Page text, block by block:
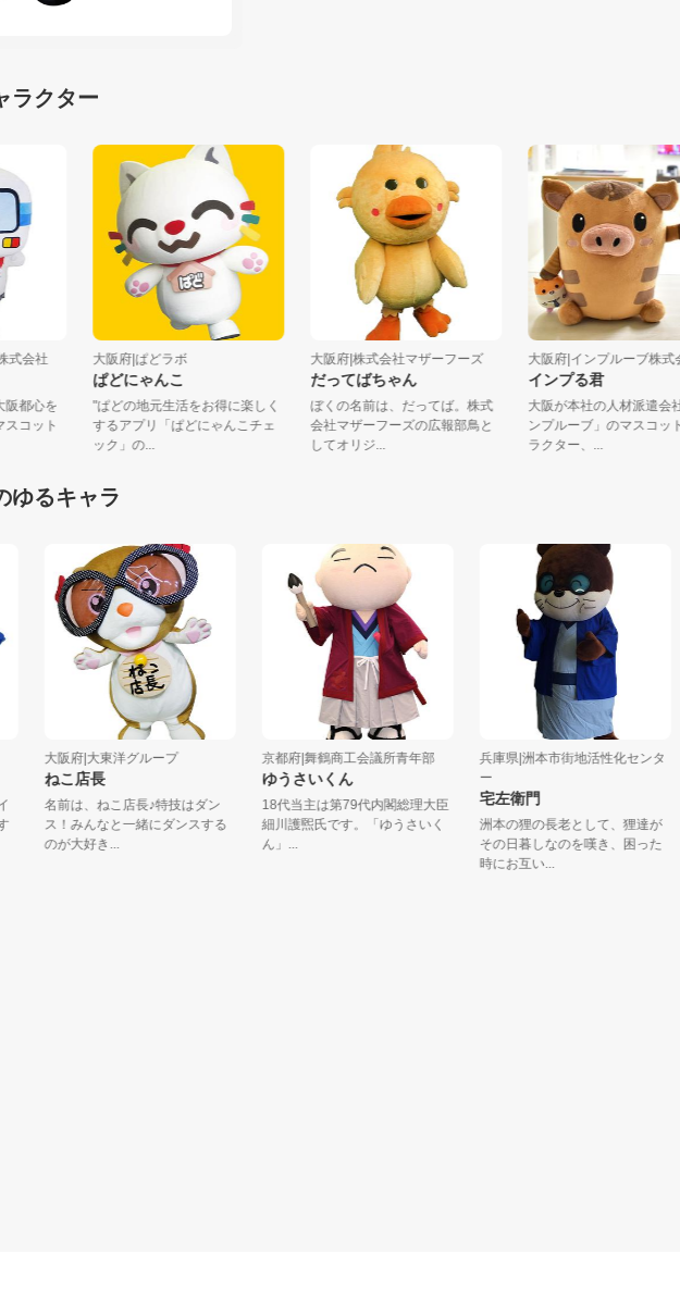
ラクター
道株式会社
大阪都心を
マスコット
大阪府|ぱどラボ
ぱどにゃんこ
"ぱどの地元生活をお得に楽しく
するアプリ「ぱどにゃんこチェ
ック」の...
大阪府|株式会社マザーフーズ
だってばちゃん
ぼくの名前は、だってば。株式
会社マザーフーズの広報部鳥と
してオリジ...
大阪府|インプルーブ
インプる君
大阪が本社の人材派
ンプルーブ」のマス
ラクター、...
ゆるキャラ
大阪府|大東洋グループ
ねこ店長
名前は、ねこ店長♪特技はダン
ス！みんなと一緒にダンスする
のが大好き...
京都府|舞鶴商工会議所青年部
ゆうさいくん
18代当主は第79代内閣総理大臣
細川護煕氏です。「ゆうさいく
ん」...
兵庫県|洲本市街地活性化センタ
宅左衛門
洲本の狸の長老として、狸達が
その日暮しなのを嘆き、困った
時にお互い...